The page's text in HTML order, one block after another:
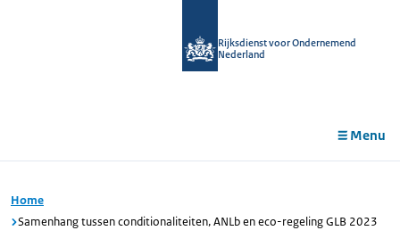
Rijksdienst voor Ondernemend
Nederland
Menu
Home
Samenhang tussen conditionaliteiten, ANLb en eco-regeling GLB 2023